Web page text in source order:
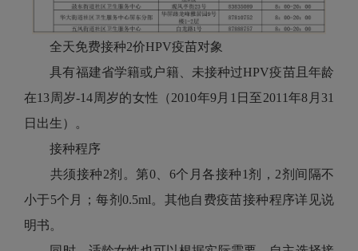
全天免费接种2价HPV疫苗对象
具有福建省学籍或户籍、未接种过HPV疫苗且年龄
在13周岁-14周岁的女性（2010年9月1日至2011年8月31
日出生）。
接种程序
共须接种2剂。第0、6个月各接种1剂，2剂间隔不
小于5个月；每剂0.5ml。其他自费疫苗接种程序详见说
明书。